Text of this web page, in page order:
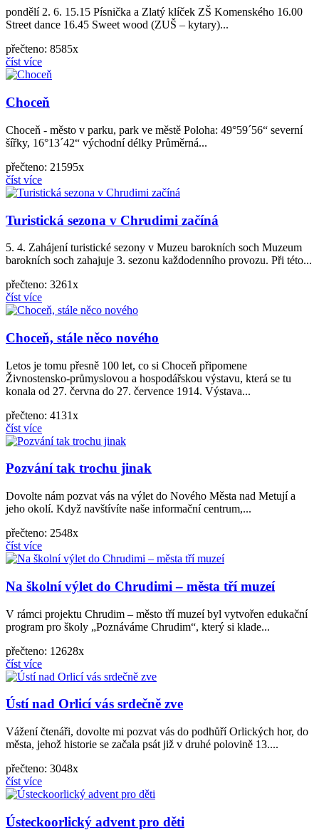
pondělí 2. 6. 15.15 Písnička a Zlatý klíček ZŠ Komenského 16.00
Street dance 16.45 Sweet wood (ZUŠ – kytary)...
přečteno: 8585x
číst více
Choceň
Choceň - město v parku, park ve městě Poloha: 49°59´56“ severní
šířky, 16°13´42“ východní délky Průměrná...
přečteno: 21595x
číst více
Turistická sezona v Chrudimi začíná
5. 4. Zahájení turistické sezony v Muzeu barokních soch Muzeum
barokních soch zahajuje 3. sezonu každodenního provozu. Při této...
přečteno: 3261x
číst více
Choceň, stále něco nového
Letos je tomu přesně 100 let, co si Choceň připomene
Živnostensko-průmyslovou a hospodářskou výstavu, která se tu
konala od 27. června do 27. července 1914. Výstava...
přečteno: 4131x
číst více
Pozvání tak trochu jinak
Dovolte nám pozvat vás na výlet do Nového Města nad Metují a
jeho okolí. Když navštívíte naše informační centrum,...
přečteno: 2548x
číst více
Na školní výlet do Chrudimi – města tří muzeí
V rámci projektu Chrudim – město tří muzeí byl vytvořen edukační
program pro školy „Poznáváme Chrudim“, který si klade...
přečteno: 12628x
číst více
Ústí nad Orlicí vás srdečně zve
Vážení čtenáři, dovolte mi pozvat vás do podhůří Orlických hor, do
města, jehož historie se začala psát již v druhé polovině 13....
přečteno: 3048x
číst více
Ústeckoorlický advent pro děti